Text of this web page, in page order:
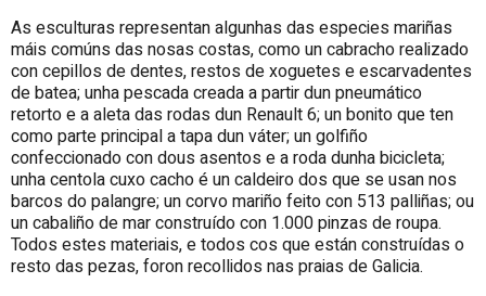
As esculturas representan algunhas das especies mariñas
máis comúns das nosas costas, como un cabracho realizado
con cepillos de dentes, restos de xoguetes e escarvadentes
de batea; unha pescada creada a partir dun pneumático
retorto e a aleta das rodas dun Renault 6; un bonito que ten
como parte principal a tapa dun váter; un golfiño
confeccionado con dous asentos e a roda dunha bicicleta;
unha centola cuxo cacho é un caldeiro dos que se usan nos
barcos do palangre; un corvo mariño feito con 513 palliñas; ou
un cabaliño de mar construído con 1.000 pinzas de roupa.
Todos estes materiais, e todos cos que están construídas o
resto das pezas, foron recollidos nas praias de Galicia.